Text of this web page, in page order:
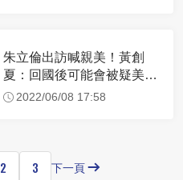
朱立倫出訪喊親美！黃創
夏：回國後可能會被疑美派
圍剿2022/06/08 17:58
2 3 下一頁